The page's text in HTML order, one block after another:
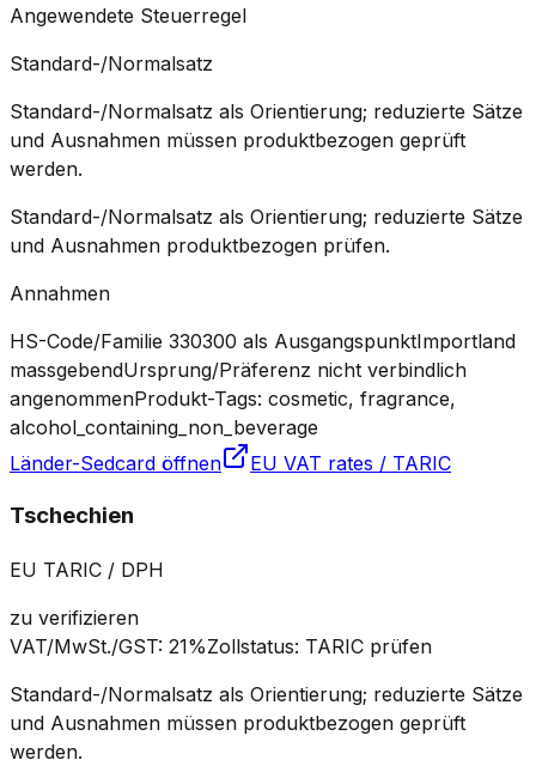
Angewendete Steuerregel
Standard-/Normalsatz
Standard-/Normalsatz als Orientierung; reduzierte Sätze
und Ausnahmen müssen produktbezogen geprüft
werden.
Standard-/Normalsatz als Orientierung; reduzierte Sätze
und Ausnahmen produktbezogen prüfen.
Annahmen
HS-Code/Familie 330300 als AusgangspunktImportland
massgebendUrsprung/Präferenz nicht verbindlich
angenommenProdukt-Tags: cosmetic, fragrance,
alcohol_containing_non_beverage
Länder-Sedcard öffnen
EU VAT rates / TARIC
Tschechien
EU TARIC / DPH
zu verifizieren
VAT/MwSt./GST: 21%Zollstatus: TARIC prüfen
Standard-/Normalsatz als Orientierung; reduzierte Sätze
und Ausnahmen müssen produktbezogen geprüft
werden.